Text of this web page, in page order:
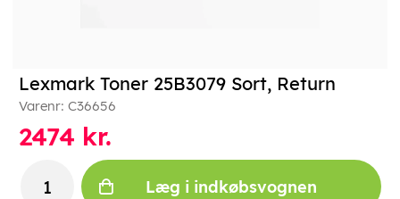
Lexmark Toner 25B3079 Sort, Return
Varenr: C36656
2474 kr.
Læg i indkøbsvognen